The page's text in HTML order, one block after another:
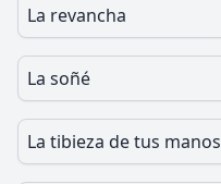
La revancha
La soñé
La tibieza de tus manos